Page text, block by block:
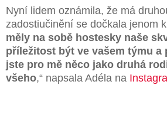
Nyní lidem oznámila, že má
zadostiučinění se dočkala jenom
měly na sobě hostesky naše
příležitost být ve vašem týmu a
jste pro mě něco jako druhá
všeho,“ napsala Adéla na